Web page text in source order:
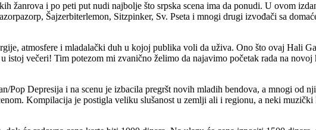
žanrova i po peti put nudi najbolje što srpska scena ima da ponudi. U ovom
Šajzerbiterlemon, Sitzpinker, Sv. Pseta i mnogi drugi izvođači sa
atmosfere i mladalački duh u kojoj publika voli da uživa. Ono što ovaj Hali
večeri! Tim potezom mi zvanično želimo da najavimo početak rada na
Depresija i na scenu je izbacila pregršt novih mladih bendova, a mnogi od
Kompilacija je postigla veliku slušanost u zemlji ali i regionu, a neki muzički